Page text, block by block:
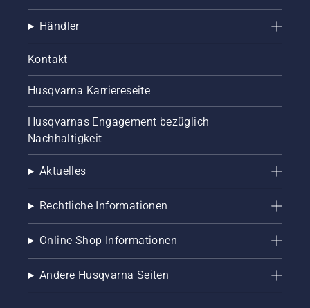
Händler
Kontakt
Husqvarna Karriereseite
Husqvarnas Engagement bezüglich
Nachhaltigkeit
Aktuelles
Rechtliche Informationen
Online Shop Informationen
Andere Husqvarna Seiten